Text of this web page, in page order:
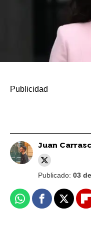
Juan
Publicado: 03
WhatsappFacebook
X